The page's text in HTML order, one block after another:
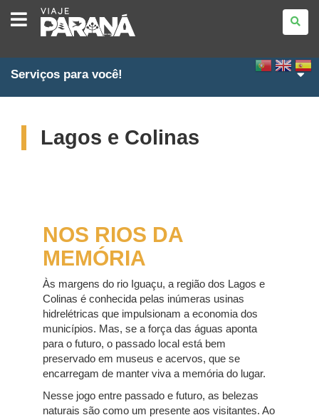
VIAJE
PARANÁ
Serviços para você!
Lagos e Colinas
NOS RIOS DA
MEMÓRIA
Às margens do rio Iguaçu, a região dos Lagos e
Colinas é conhecida pelas inúmeras usinas
hidrelétricas que impulsionam a economia dos
municípios. Mas, se a força das águas aponta
para o futuro, o passado local está bem
preservado em museus e acervos, que se
encarregam de manter viva a memória do lugar.
Nesse jogo entre passado e futuro, as belezas
naturais são como um presente aos visitantes. Ao